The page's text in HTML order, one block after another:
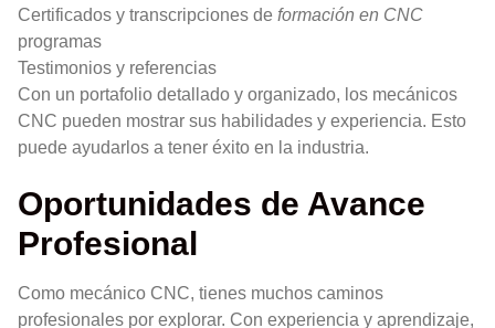
Certificados y transcripciones de formación en CNC
programas
Testimonios y referencias
Con un portafolio detallado y organizado, los mecánicos
CNC pueden mostrar sus habilidades y experiencia. Esto
puede ayudarlos a tener éxito en la industria.
Oportunidades de Avance
Profesional
Como mecánico CNC, tienes muchos caminos
profesionales por explorar. Con experiencia y aprendizaje,